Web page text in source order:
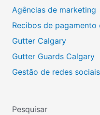
Agências de marketing
Recibos de pagamento
Gutter Calgary
Gutter Guards Calgary
Gestão de redes sociais
Pesquisar